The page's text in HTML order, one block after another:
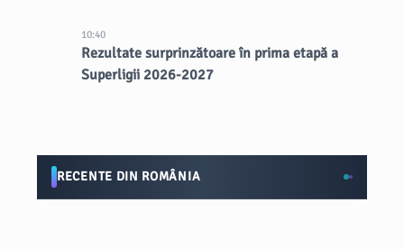
10:40
Rezultate surprinzătoare în prima etapă a
Superligii 2026-2027
RECENTE DIN ROMÂNIA